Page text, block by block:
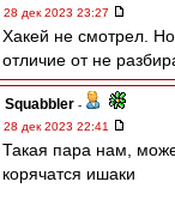
28 дек 2023 23:27
Хакей не смотрел.
отличие от не
Squabbler -
28 дек 2023 22:41
Такая пара нам,
корячатся ишаки